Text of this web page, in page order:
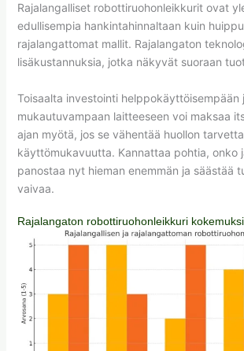
Rajalangalliset robottiruohonleikkurit ovat
edullisempia hankintahinnaltaan kuin
rajalangattomat mallit. Rajalangaton
lisäkustannuksia, jotka näkyvät suoraan
Toisaalta investointi helppokäyttöisempään
mukautuvampaan laitteeseen voi maksaa
ajan myötä, jos se vähentää huollon
käyttömukavuutta. Kannattaa pohtia, onko
panostaa nyt hieman enemmän ja säästää
vaivaa.
Rajalangaton robottiruohonleikkuri